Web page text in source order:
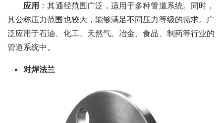
应用 ：其通径范围广泛，适用于多种管道系统。同时，
其公称压力范围也较大，能够满足不同压力等级的需求。广
泛应用于石油、化工、天然气、冶金、食品、制药等行业的
管道系统中。
对焊法兰